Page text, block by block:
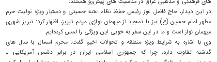
در این دیدار، حاج فاضل عوز رئیس حفظ نظام عتبه حسینی و دستیار ویژه تولیت حرم
مطهر امام حسین (ع) نیز با تمجید از میهمان‌ نوازی مردم تبریز، اظهار کرد: تبریز شهری
میهمان‌ نواز است و ما در این سفر به‌ خوبی این ویژگی را لمس کرده‌ایم.
وی با اشاره به شرایط ویژه منطقه و تحولات اخیر، گفت: محرم امسال با سال‌ های
گذشته تفاوت دارد؛ چرا که جمهوری اسلامی ایران در برابر دشمن آمریکایی ـ